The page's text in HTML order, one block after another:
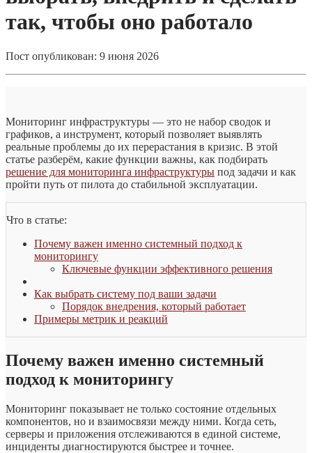
так, чтобы оно работало
Пост опубликован: 9 июня 2026
Мониторинг инфраструктуры — это не набор сводок и
графиков, а инструмент, который позволяет выявлять
реальные проблемы до их перерастания в кризис. В этой
статье разберём, какие функции важны, как подбирать
решение для мониторинга инфраструктуры под задачи и как
пройти путь от пилота до стабильной эксплуатации.
Что в статье:
Почему важен именно системный подход к
мониторингу
Ключевые функции эффективного решения
Как выбрать систему под ваши задачи
Порядок внедрения, который работает
Примеры метрик и реакций
Почему важен именно системный
подход к мониторингу
Мониторинг показывает не только состояние отдельных
компонентов, но и взаимосвязи между ними. Когда сеть,
серверы и приложения отслеживаются в единой системе,
инциденты диагностируются быстрее и точнее.